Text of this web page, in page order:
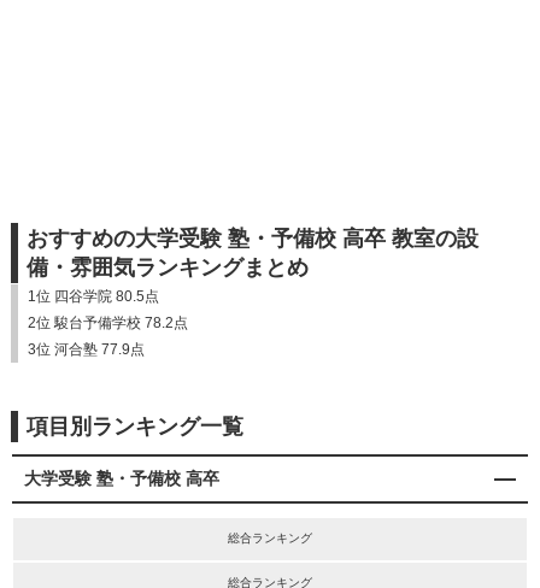
おすすめの大学受験 塾・予備校 高卒 教室の設
備・雰囲気ランキングまとめ
1位 四谷学院 80.5点
2位 駿台予備学校 78.2点
3位 河合塾 77.9点
項目別ランキング一覧
大学受験 塾・予備校 高卒
総合ランキング
総合ランキング